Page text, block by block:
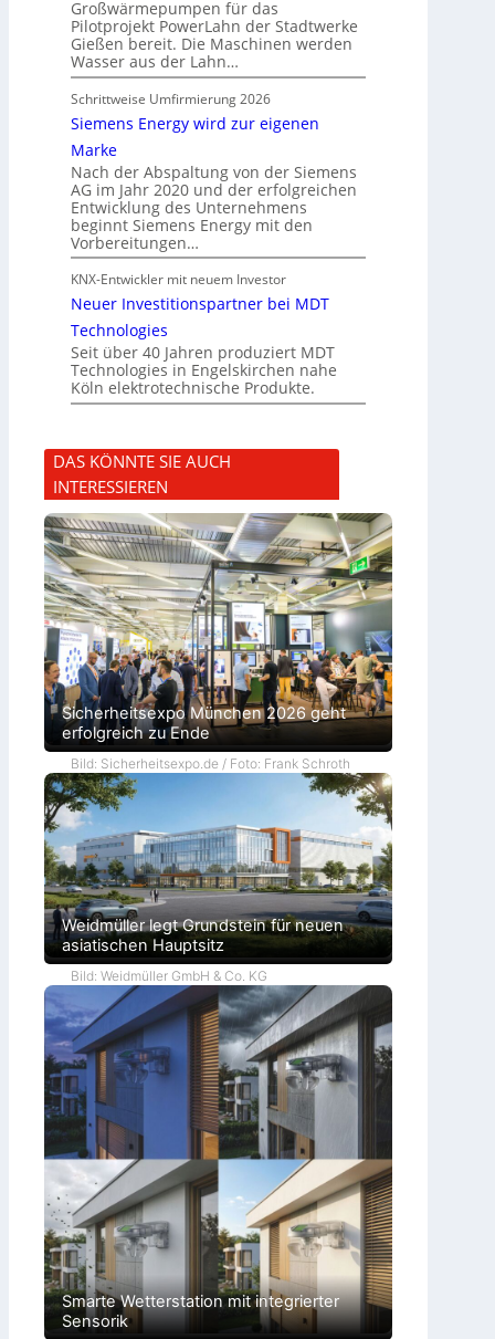
Großwärmepumpen für das
Pilotprojekt PowerLahn der Stadtwerke
Gießen bereit. Die Maschinen werden
Wasser aus der Lahn…
Schrittweise Umfirmierung 2026
Siemens Energy wird zur eigenen
Marke
Nach der Abspaltung von der Siemens
AG im Jahr 2020 und der erfolgreichen
Entwicklung des Unternehmens
beginnt Siemens Energy mit den
Vorbereitungen…
KNX-Entwickler mit neuem Investor
Neuer Investitionspartner bei MDT
Technologies
Seit über 40 Jahren produziert MDT
Technologies in Engelskirchen nahe
Köln elektrotechnische Produkte.
DAS KÖNNTE SIE AUCH
INTERESSIEREN
Sicherheitsexpo München 2026 geht
erfolgreich zu Ende
Bild: Sicherheitsexpo.de / Foto: Frank Schroth
Weidmüller legt Grundstein für neuen
asiatischen Hauptsitz
Bild: Weidmüller GmbH & Co. KG
Smarte Wetterstation mit integrierter
Sensorik